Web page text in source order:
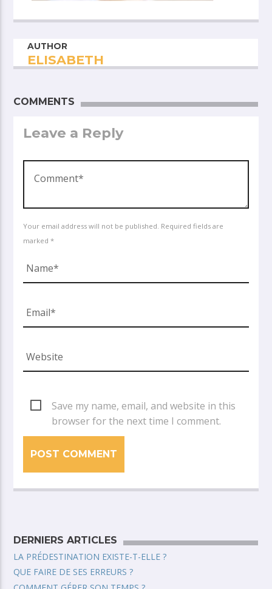
AUTHOR
ELISABETH
COMMENTS
Leave a Reply
Your email address will not be published. Required fields are
marked *
Save my name, email, and website in this
browser for the next time I comment.
DERNIERS ARTICLES
LA PRÉDESTINATION EXISTE-T-ELLE ?
QUE FAIRE DE SES ERREURS ?